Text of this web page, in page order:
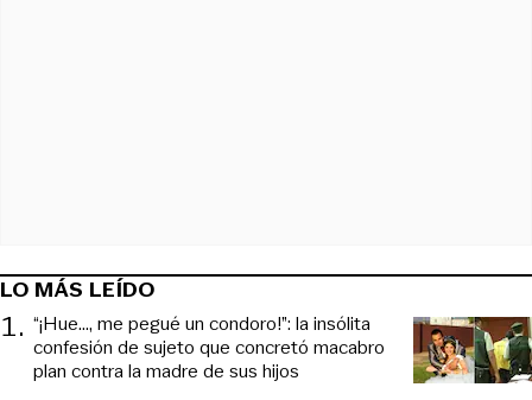
LO MÁS LEÍDO
1. “¡Hue..., me pegué un condoro!”: la insólita
confesión de sujeto que concretó macabro
plan contra la madre de sus hijos